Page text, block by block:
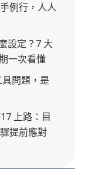
例行，人人
設定？7 大
一次看懂
問題，是
上路：目
提前應對